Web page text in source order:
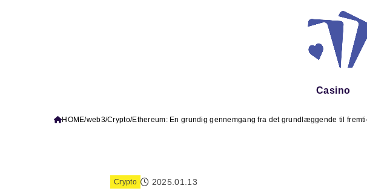
Casino
HOME web3 Crypto Ethereum: En grundig gennemgang fra det grundlæggende til
Crypto 2025.01.13